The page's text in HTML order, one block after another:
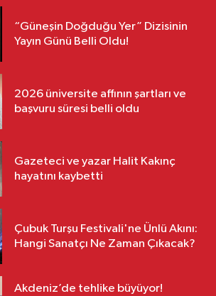
“Güneşin Doğduğu Yer” Dizisinin
Yayın Günü Belli Oldu!
2026 üniversite affının şartları ve
başvuru süresi belli oldu
Gazeteci ve yazar Halit Kakınç
hayatını kaybetti
Çubuk Turşu Festivali'ne Ünlü Akını:
Hangi Sanatçı Ne Zaman Çıkacak?
Akdeniz’de tehlike büyüyor!